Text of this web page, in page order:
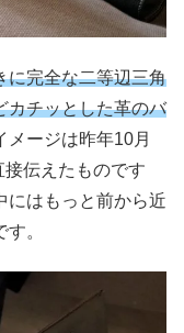
に完全な二等辺三角
カチッとした革のバ
メージは昨年10月
伝えたものです
にはもっと前から近
。